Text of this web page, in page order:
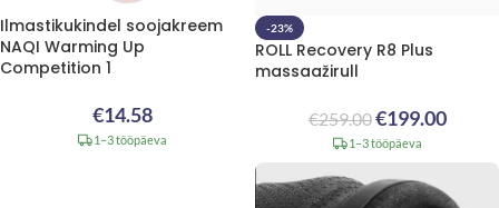
Ilmastikukindel soojakreem
NAQI Warming Up
Competition 1
€14.58
1–3 tööpäeva
-23%
ROLL Recovery R8 Plus
massaažirull
€259.00€199.00
1–3 tööpäeva